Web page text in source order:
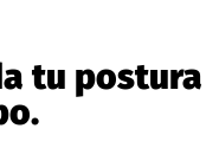
tu postura